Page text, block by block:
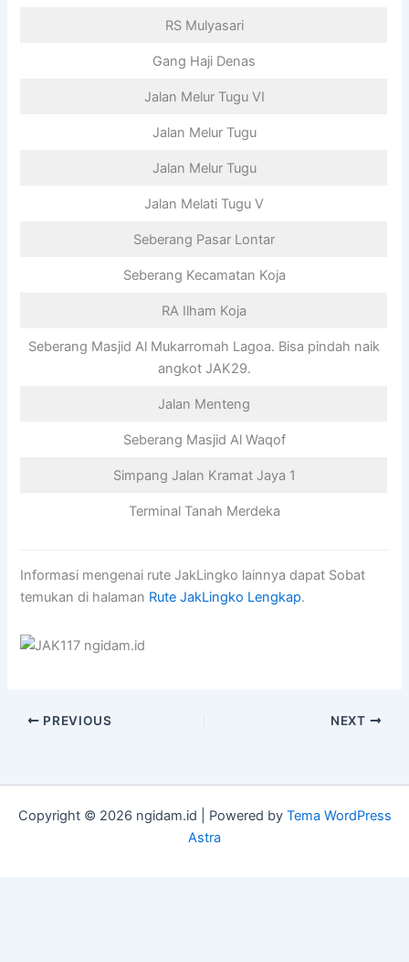
RS Mulyasari
Gang Haji Denas
Jalan Melur Tugu VI
Jalan Melur Tugu
Jalan Melur Tugu
Jalan Melati Tugu V
Seberang Pasar Lontar
Seberang Kecamatan Koja
RA Ilham Koja
Seberang Masjid Al Mukarromah Lagoa. Bisa pindah naik
angkot JAK29.
Jalan Menteng
Seberang Masjid Al Waqof
Simpang Jalan Kramat Jaya 1
Terminal Tanah Merdeka
Informasi mengenai rute JakLingko lainnya dapat Sobat
temukan di halaman Rute JakLingko Lengkap.
PREVIOUS NEXT
Copyright © 2026 ngidam.id | Powered by Tema WordPress
Astra